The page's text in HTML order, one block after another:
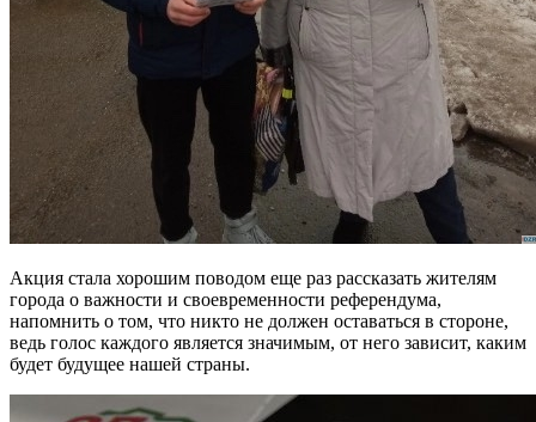
Акция стала хорошим поводом еще раз рассказать жителям
города о важности и своевременности референдума,
напомнить о том, что никто не должен оставаться в стороне,
ведь голос каждого является значимым, от него зависит, каким
будет будущее нашей страны.